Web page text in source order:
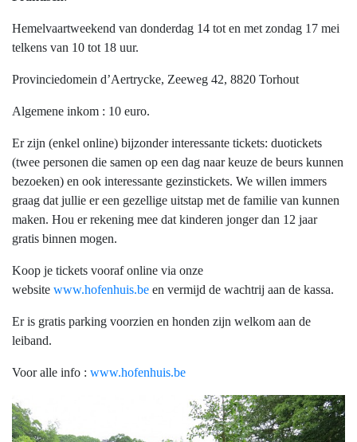
Hemelvaartweekend van donderdag 14 tot en met zondag 17 mei
telkens van 10 tot 18 uur.
Provinciedomein d’Aertrycke, Zeeweg 42, 8820 Torhout
Algemene inkom : 10 euro.
Er zijn (enkel online) bijzonder interessante tickets: duotickets
(twee personen die samen op een dag naar keuze de beurs kunnen
bezoeken) en ook interessante gezinstickets. We willen immers
graag dat jullie er een gezellige uitstap met de familie van kunnen
maken. Hou er rekening mee dat kinderen jonger dan 12 jaar
gratis binnen mogen.
Koop je tickets vooraf online via onze
website www.hofenhuis.be en vermijd de wachtrij aan de kassa.
Er is gratis parking voorzien en honden zijn welkom aan de
leiband.
Voor alle info : www.hofenhuis.be